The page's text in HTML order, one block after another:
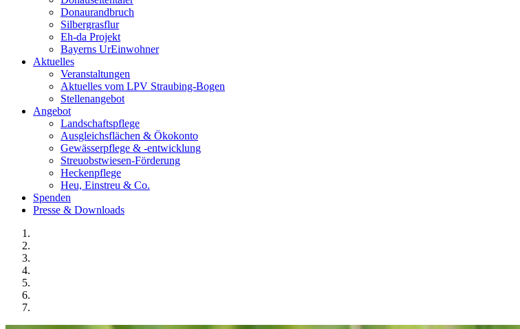
Donaurandbruch
Silbergrasflur
Eh-da Projekt
Bayerns UrEinwohner
Aktuelles
Veranstaltungen
Aktuelles vom LPV Straubing-Bogen
Stellenangebot
Angebot
Landschaftspflege
Ausgleichsflächen & Ökokonto
Gewässerpflege & -entwicklung
Streuobstwiesen-Förderung
Heckenpflege
Heu, Einstreu & Co.
Spenden
Presse & Downloads